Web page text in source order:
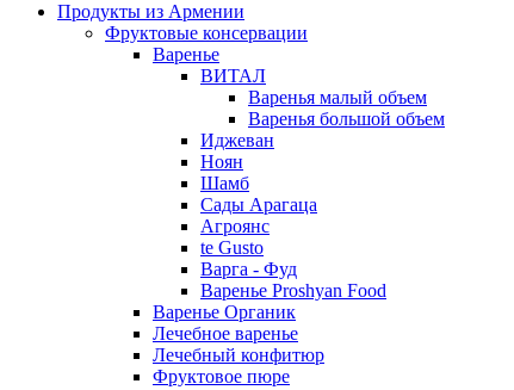
Продукты из Армении
Фруктовые консервации
Варенье
ВИТАЛ
Варенья малый объем
Варенья большой объем
Иджеван
Ноян
Шамб
Сады Арагаца
Агроянс
te Gusto
Варга - Фуд
Варенье Proshyan Food
Варенье Органик
Лечебное варенье
Лечебный конфитюр
Фруктовое пюре